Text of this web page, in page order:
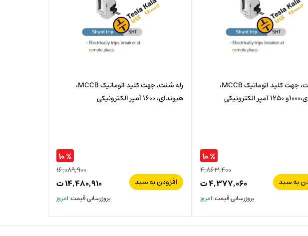
قیمت
اصلی:
ت
قیمت
۲,۲۸۹,۷۸۰
رله شنت، جهت کلید اتوماتیک MCCB،
به سبد
۴,۸۶۳,۴۰۰
۴,۳۷۷,۰۶۰ت
% ۱۰
بروزرسانی قیمت:امروز
رله شنت، جهت کلید اتوماتیک MCCB،
هیوندای، 1600 آمپر الکترونیکی
افزودن به سبد
۱۶,۰۸۹,۹۰۰
۱۴,۴۸۰,۹۱۰ت
% ۱۰
بروزرسانی قیمت:امروز